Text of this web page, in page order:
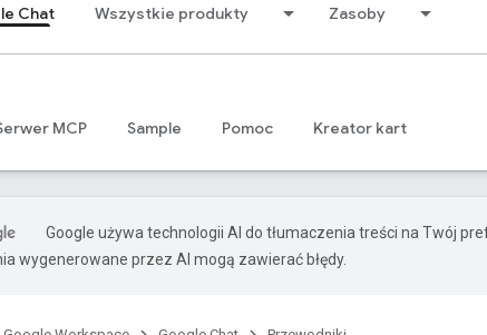
Chat Wszystkie produkty Zasoby
MCP Sample Pomoc Kreator kart
Google używa technologii AI do tłumaczenia treści na Twój
wygenerowane przez AI mogą zawierać błędy.